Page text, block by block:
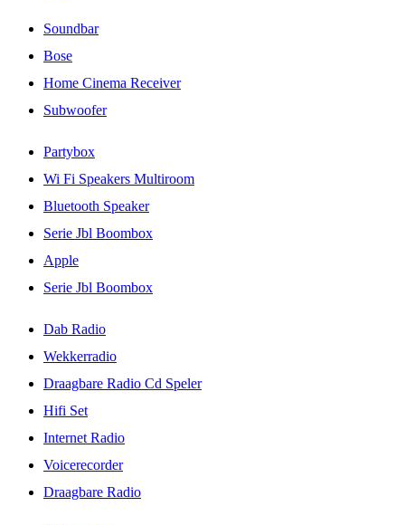
Soundbar
Bose
Home Cinema Receiver
Subwoofer
Partybox
Wi Fi Speakers Multiroom
Bluetooth Speaker
Serie Jbl Boombox
Apple
Serie Jbl Boombox
Dab Radio
Wekkerradio
Draagbare Radio Cd Speler
Hifi Set
Internet Radio
Voicerecorder
Draagbare Radio